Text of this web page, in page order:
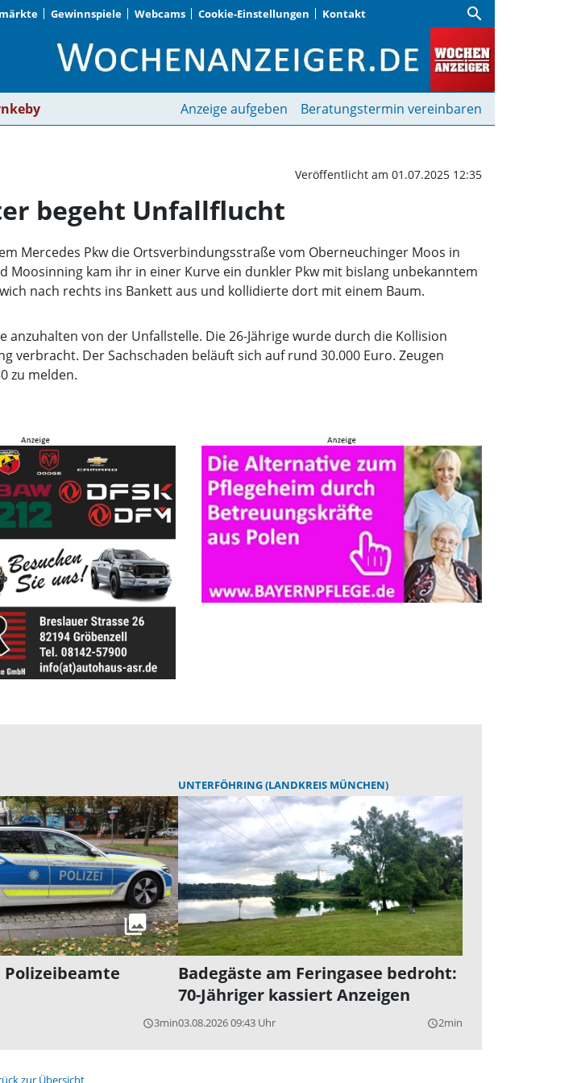
Gewinnspiele Webcams Cookie-Einstellungen Kontakt search
gegen Baum: Beteiligter begeht
Anzeige aufgeben Beratungstermin vereinbaren
Veröffentlicht am 01.07.2025 12:35
begeht Unfallflucht
Mercedes Pkw die Ortsverbindungsstraße vom Oberneuchinger Moos in
kam ihr in einer Kurve ein dunkler Pkw mit bislang unbekanntem
nach rechts ins Bankett aus und kollidierte dort mit einem Baum.
von der Unfallstelle. Die 26-Jährige wurde durch die Kollision
Der Sachschaden beläuft sich auf rund 30.000 Euro. Zeugen
zu melden.
Polizeibeamte
query_builder3min
UNTERFÖHRING (LANDKREIS MÜNCHEN)
Badegäste am Feringasee bedroht:
70-Jähriger kassiert Anzeigen
03.08.2026 09:43 Uhr query_builder2min